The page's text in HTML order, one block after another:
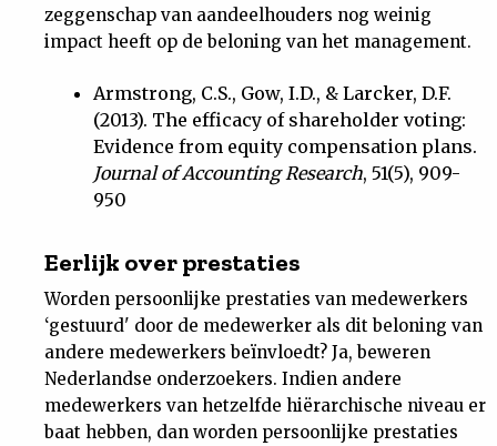
Contact
zeggenschap van aandeelhouders nog weinig
impact heeft op de beloning van het management.
Armstrong, C.S., Gow, I.D., & Larcker, D.F.
(2013). The efficacy of shareholder voting:
Evidence from equity compensation plans.
Journal of Accounting Research, 51(5), 909-
950
Eerlijk over prestaties
Worden persoonlijke prestaties van medewerkers
‘gestuurd' door de medewerker als dit beloning van
andere medewerkers beïnvloedt? Ja, beweren
Nederlandse onderzoekers. Indien andere
medewerkers van hetzelfde hiërarchische niveau er
baat hebben, dan worden persoonlijke prestaties